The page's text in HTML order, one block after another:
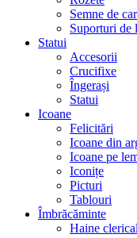
Semne de
Suporturi de
Statui
Accesorii
Crucifixe
Îngerași
Statui
Icoane
Felicitări
Icoane din
Icoane pe
Iconițe
Picturi
Tablouri
Îmbrăcăminte
Haine